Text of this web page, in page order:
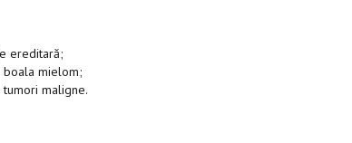
ereditară;
mielom;
maligne.